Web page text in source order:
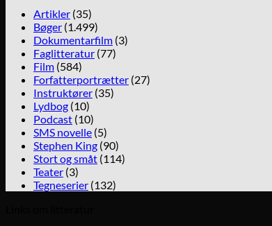
Artikler (35)
Bøger (1.499)
Dokumentarfilm (3)
Faglitteratur (77)
Film (584)
Forfatterportrætter (27)
Instruktører (35)
Lydbog (10)
Podcast (10)
SMS novelle (5)
Stephen King (90)
Stort og småt (114)
Teater (3)
Tegneserier (132)